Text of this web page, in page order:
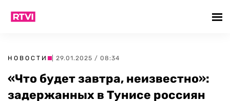
НОВОСТИ | 29.01.2025 / 08:34
«Что будет завтра, неизвестно»:
задержанных в Тунисе россиян